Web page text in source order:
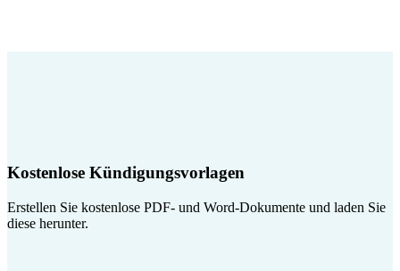
Kostenlose Kündigungsvorlagen
Erstellen Sie kostenlose PDF- und Word-Dokumente und laden Sie
diese herunter.